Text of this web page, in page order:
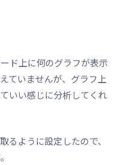
ド上に何のグラフが表示
ていませんが、グラフ上
いい感じに分析してくれ
るように設定したので、